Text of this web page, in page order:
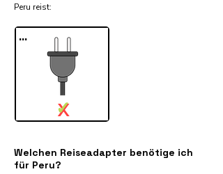
Peru reist:​
...
X
✓
Welchen Reiseadapter benötige ich
für Peru?